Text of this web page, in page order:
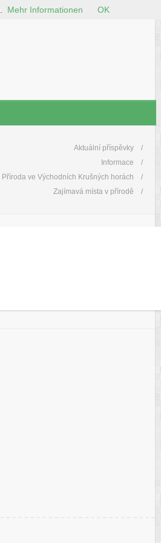
Aktuální příspěvky
Informace
Příroda ve Východních Krušných horách
Zajímavá místa v přírodě
Mehr Informationen OK